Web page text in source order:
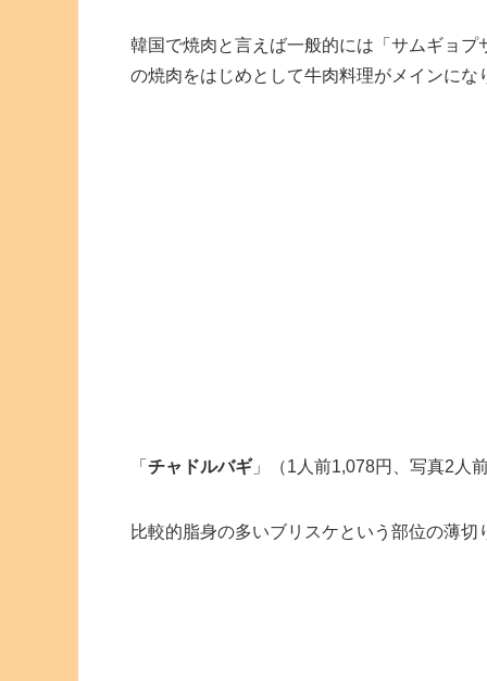
韓国で焼肉と言えば一般的には「サムギョ
の焼肉をはじめとして牛肉料理がメインにな
「 チャドルバギ」（1人前1,078円、写真2人前
比較的脂身の多いブリスケという部位の薄切